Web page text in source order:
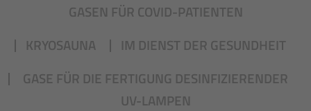
GASEN FÜR COVID-PATIENTEN
KRYOSAUNA
IM DIENST DER GESUNDHEIT
GASE FÜR DIE FERTIGUNG DESINFIZIERENDER
UV-LAMPEN